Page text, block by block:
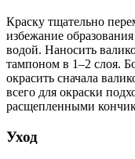
Краску тщательно
избежание
водой. Наносить
тампоном в 1–2 слоя.
окрасить сначала
всего для окраски
расщепленными
Уход